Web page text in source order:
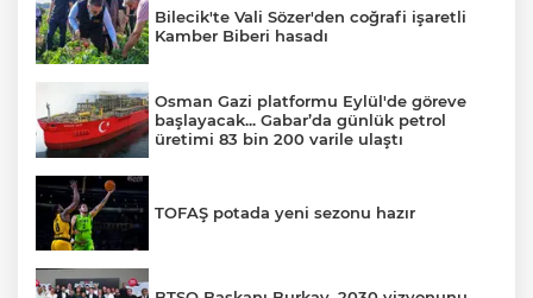
Bilecik'te Vali Sözer'den coğrafi işaretli
Kamber Biberi hasadı
Osman Gazi platformu Eylül'de göreve
başlayacak... Gabar’da günlük petrol
üretimi 83 bin 200 varile ulaştı
TOFAŞ potada yeni sezonu hazır